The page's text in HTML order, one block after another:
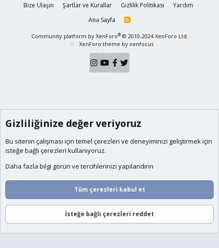
Bize Ulaşın
Şartlar ve Kurallar Gizlilik Politikası
Yardım
Ana Sayfa
R
Community platform by XenForo® © 2010-2024 XenForo Ltd.
XenForo theme by xenfocus
Gizliliğinize değer veriyoruz
Bu sitenin çalışması için temel çerezleri ve deneyiminizi geliştirmek için
isteğe bağlı çerezleri kullanıyoruz.
Daha fazla bilgi görün ve tercihlerinizi yapılandırın
Tüm çerezleri kabul et
İsteğe bağlı çerezleri reddet